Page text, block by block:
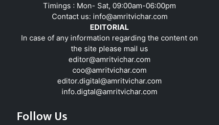
Timings : Mon- Sat, 09:00am-06:00pm
Contact us: info@amritvichar.com
EDITORIAL
In case of any information regarding the content on
the site please mail us
editor@amritvichar.com
coo@amritvichar.com
editor.digital@amritvichar.com
info.digtal@amritvichar.com
Follow Us